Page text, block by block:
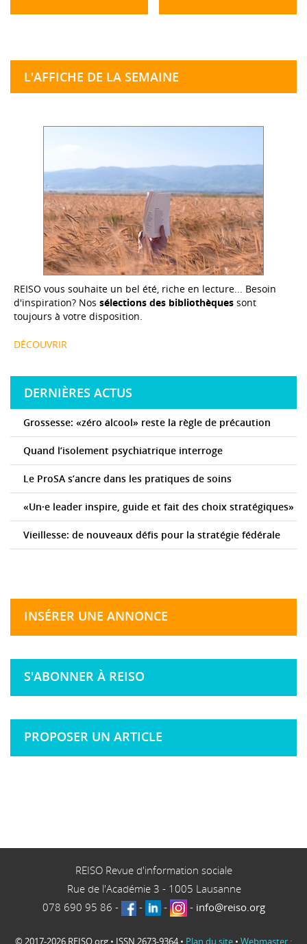
L'AFFICHE DE LA SEMAINE
REISO vous souhaite un bel été, riche en lecture... Besoin
d'inspiration? Nos sélections des bibliothèques sont
toujours à votre disposition.
DÉCOUVRIR
DERNIÈRES ACTUS
Grossesse: «zéro alcool» reste la règle de précaution
Quand l’isolement psychiatrique interroge
Le ProSA s’ancre dans les pratiques de soins
«Un·e leader inspire, guide et fait des choix stratégiques»
Vieillesse: de nouveaux défis pour la stratégie fédérale
INSÉRER UNE ANNONCE
S'ABONNER À REISO
PROPOSER UN ARTICLE
REISO Revue d'information sociale
Rue de l'Académie 3 - 1005 Lausanne
078 690 95 86 - - - - info@reiso.org
© 2017-2026 REISO.org • ISSN 2673-9364 • Plan du site • Webmaster :